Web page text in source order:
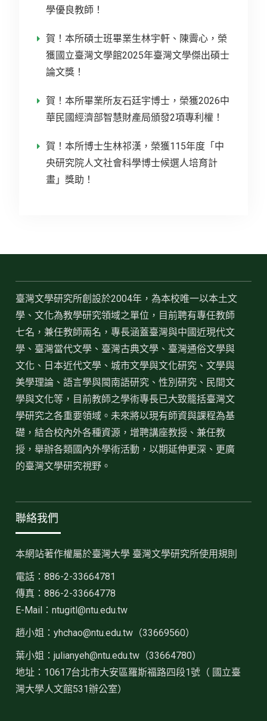
學優良教師！
賀！本所碩士班畢業生林宇軒、陳霽心，榮
獲國立臺灣文學館2025年臺灣文學傑出碩士
論文獎！
賀！本所畢業所友石廷宇博士，榮獲2026中
華民國經濟部智慧財產局頒發2項專利權！
賀！本所博士生林祁漢，榮獲115年度「中
央研究院人文社會科學博士候選人培育計
畫」獎助！
臺灣文學研究所創設於2004年，為本校唯一以本土文
學、文化為教學研究領域之單位，目前聘有專任教師
七名，兼任教師兩名，專長涵蓋臺灣與中國近現代文
學、臺灣當代文學、臺灣古典文學、臺灣通俗文學與
文化、日本近代文學、城市文學與文化研究、文學與
美學理論、語言學與閩南語研究、性別研究、民間文
學與文化等，目前教師之學術專長已大致籠括臺灣文
學研究之各重要領域。未來將以現有師資與課程為基
礎，結合校內外各種資源，增聘講座教授、兼任教
授，舉辦各類國內外學術活動，以期延伸更深、更廣
的臺灣文學研究視野。
聯絡我們
本網站著作權屬於臺灣大學 臺灣文學研究所使用規則
電話：886-2-33664781
傳真：886-2-33664778
E-Mail：ntugitl@ntu.edu.tw
趙小姐：yhchao@ntu.edu.tw（33669560）
葉小姐：julianyeh@ntu.edu.tw（33664780）
地址：10617台北市大安區羅斯福路四段1號（ 國立臺
灣大學人文館531辦公室）